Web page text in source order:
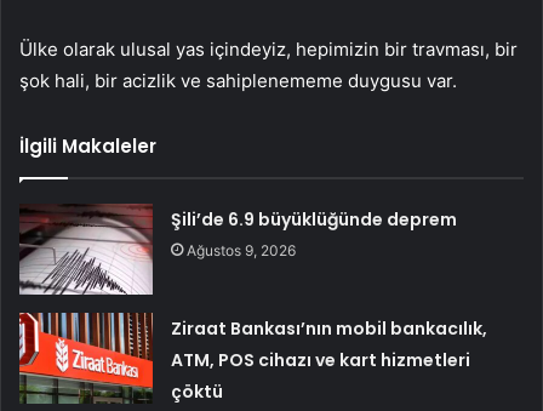
Ülke olarak ulusal yas içindeyiz, hepimizin bir travması, bir
şok hali, bir acizlik ve sahiplenememe duygusu var.
İlgili Makaleler
Şili’de 6.9 büyüklüğünde deprem
Ağustos 9, 2026
Ziraat Bankası’nın mobil bankacılık,
ATM, POS cihazı ve kart hizmetleri
çöktü